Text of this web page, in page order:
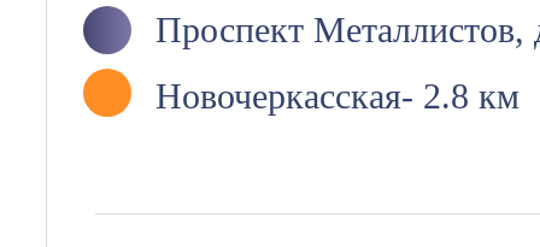
Проспект Металлистов,
Новочеркасская- 2.8 км